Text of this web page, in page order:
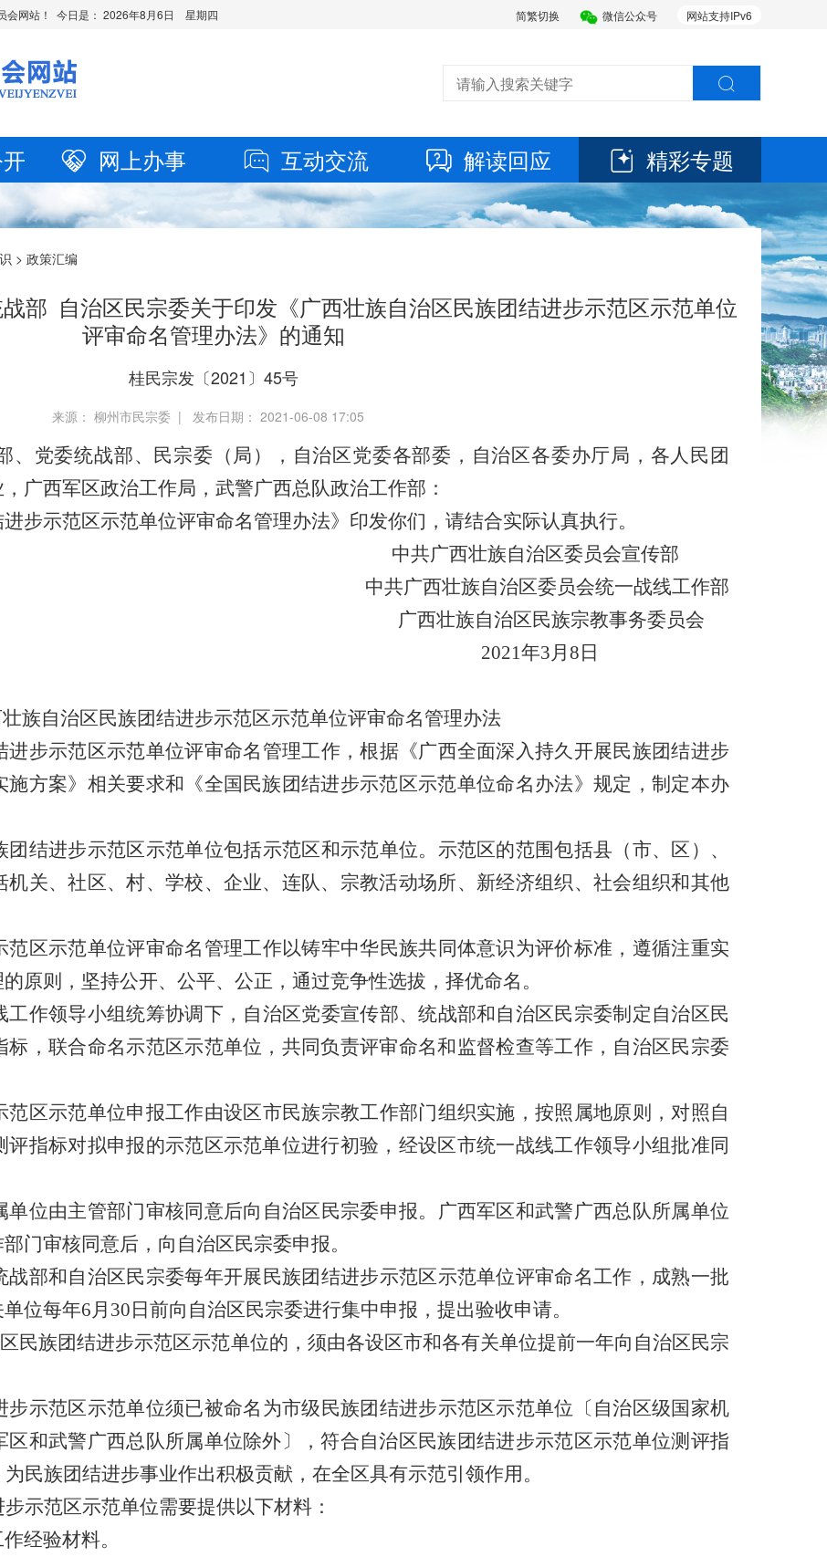
网站支持IPv6
微信公众号
简繁切换
会网站！ 今日是： 2026年8月6日 星期四
网上办事 互动交流 解读回应 精彩专题
> 政策汇编
部 自治区民宗委关于印发《广西壮族自治区民族团结进步示范区示范单位
评审命名管理办法》的通知
桂民宗发〔2021〕45号
来源： 柳州市民宗委 | 发布日期： 2021-06-08 17:05
、党委统战部、民宗委（局），自治区党委各部委，自治区各委办厅局，各人民团
广西军区政治工作局，武警广西总队政治工作部：
步示范区示范单位评审命名管理办法》印发你们，请结合实际认真执行。
中共广西壮族自治区委员会宣传部
中共广西壮族自治区委员会统一战线工作部
广西壮族自治区民族宗教事务委员会
2021年3月8日
族自治区民族团结进步示范区示范单位评审命名管理办法
步示范区示范单位评审命名管理工作，根据《广西全面深入持久开展民族团结进步
方案》相关要求和《全国民族团结进步示范区示范单位命名办法》规定，制定本办
结进步示范区示范单位包括示范区和示范单位。示范区的范围包括县（市、区）、
关、社区、村、学校、企业、连队、宗教活动场所、新经济组织、社会组织和其他
区示范单位评审命名管理工作以铸牢中华民族共同体意识为评价标准，遵循注重实
原则，坚持公开、公平、公正，通过竞争性选拔，择优命名。
作领导小组统筹协调下，自治区党委宣传部、统战部和自治区民宗委制定自治区民
，联合命名示范区示范单位，共同负责评审命名和监督检查等工作，自治区民宗委
区示范单位申报工作由设区市民族宗教工作部门组织实施，按照属地原则，对照自
指标对拟申报的示范区示范单位进行初验，经设区市统一战线工作领导小组批准同
位由主管部门审核同意后向自治区民宗委申报。广西军区和武警广西总队所属单位
门审核同意后，向自治区民宗委申报。
部和自治区民宗委每年开展民族团结进步示范区示范单位评审命名工作，成熟一批
位每年6月30日前向自治区民宗委进行集中申报，提出验收申请。
民族团结进步示范区示范单位的，须由各设区市和各有关单位提前一年向自治区民宗
示范区示范单位须已被命名为市级民族团结进步示范区示范单位〔自治区级国家机
和武警广西总队所属单位除外〕，符合自治区民族团结进步示范区示范单位测评指
民族团结进步事业作出积极贡献，在全区具有示范引领作用。
示范区示范单位需要提供以下材料：
经验材料。